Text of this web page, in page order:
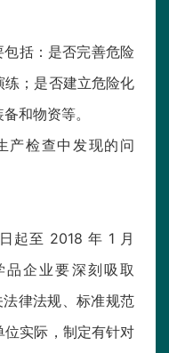
括：是否完善危险
；是否建立危险化
和物资等。
产检查中发现的问
起至 2018 年 1 月
企业要深刻吸取
法律法规、标准规范
实际，制定有针对